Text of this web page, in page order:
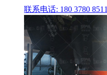
联系电话: 180 3780 8511